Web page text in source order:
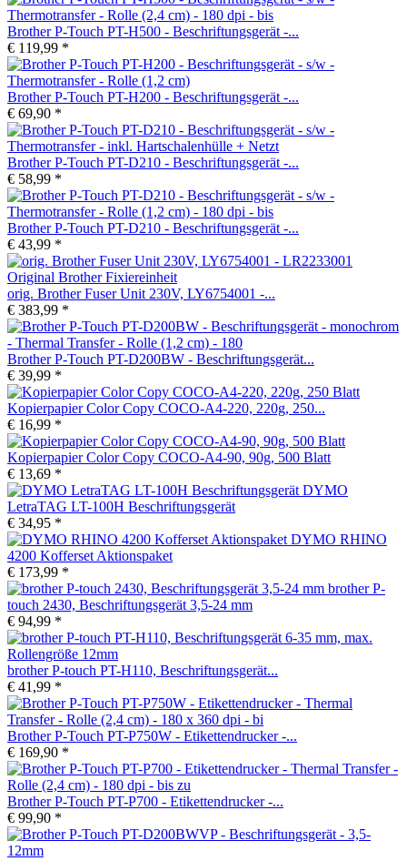
Brother P-Touch PT-H500 - Beschriftungsgerät -...
€ 119,99 *
Brother P-Touch PT-H200 - Beschriftungsgerät -...
€ 69,90 *
Brother P-Touch PT-D210 - Beschriftungsgerät -...
€ 58,99 *
Brother P-Touch PT-D210 - Beschriftungsgerät -...
€ 43,99 *
orig. Brother Fuser Unit 230V, LY6754001 -...
€ 383,99 *
Brother P-Touch PT-D200BW - Beschriftungsgerät...
€ 39,99 *
Kopierpapier Color Copy COCO-A4-220, 220g, 250...
€ 16,99 *
Kopierpapier Color Copy COCO-A4-90, 90g, 500 Blatt
€ 13,69 *
DYMO
LetraTAG LT-100H Beschriftungsgerät
€ 34,95 *
DYMO RHINO
4200 Kofferset Aktionspaket
€ 173,99 *
brother P-
touch 2430, Beschriftungsgerät 3,5-24 mm
€ 94,99 *
brother P-touch PT-H110, Beschriftungsgerät...
€ 41,99 *
Brother P-Touch PT-P750W - Etikettendrucker -...
€ 169,90 *
Brother P-Touch PT-P700 - Etikettendrucker -...
€ 99,90 *